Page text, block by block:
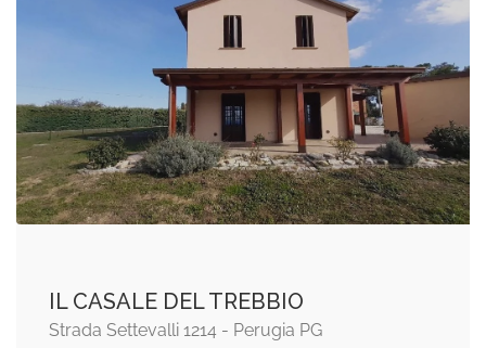
IL CASALE DEL TREBBIO
Strada Settevalli 1214 - Perugia PG